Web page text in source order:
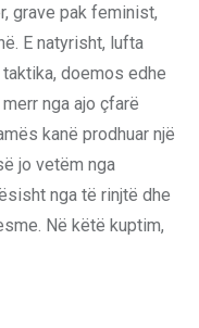
grave pak feminist,
E natyrisht, lufta
doemos edhe
nga ajo çfarë
kanë prodhuar një
jo vetëm nga
nga të rinjtë dhe
Në këtë kuptim,